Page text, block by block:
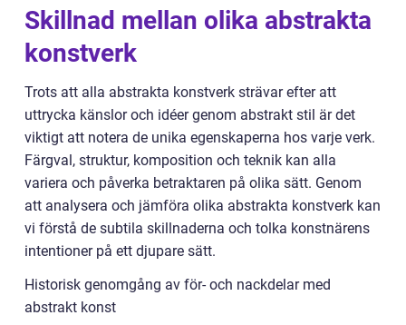
Skillnad mellan olika abstrakta
konstverk
Trots att alla abstrakta konstverk strävar efter att
uttrycka känslor och idéer genom abstrakt stil är det
viktigt att notera de unika egenskaperna hos varje verk.
Färgval, struktur, komposition och teknik kan alla
variera och påverka betraktaren på olika sätt. Genom
att analysera och jämföra olika abstrakta konstverk kan
vi förstå de subtila skillnaderna och tolka konstnärens
intentioner på ett djupare sätt.
Historisk genomgång av för- och nackdelar med
abstrakt konst